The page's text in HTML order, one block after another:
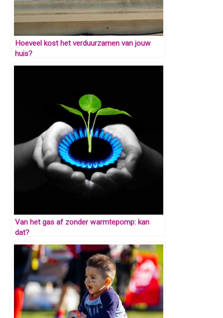
Hoeveel kost het verduurzamen van jouw
huis?
Van het gas af zonder warmtepomp: kan
dat?